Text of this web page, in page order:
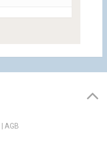
AGB